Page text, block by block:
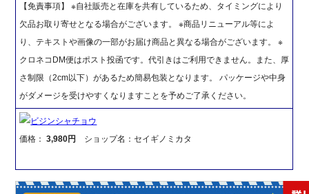
【免責事項】 ※自社販売と在庫を共有しているため、タイミングにより
欠品お取り寄せとなる場合がございます。 ※商品リニューアル等によ
り、テキストや画像の一部がお届け商品と異なる場合がございます。 ※
クロネコDM便はポスト投函です。代引きはご利用できません。また、厚
さ制限（2cm以下）があるため簡易包装となります。 パッケージや中身
がダメージを受けやすくなりますことを予めご了承ください。
ビジンシャチョウ
価格：3,980円 ショップ名：セイギノミカタ